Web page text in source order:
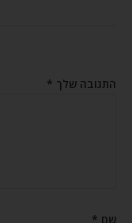
התגובה שלך *
שם *